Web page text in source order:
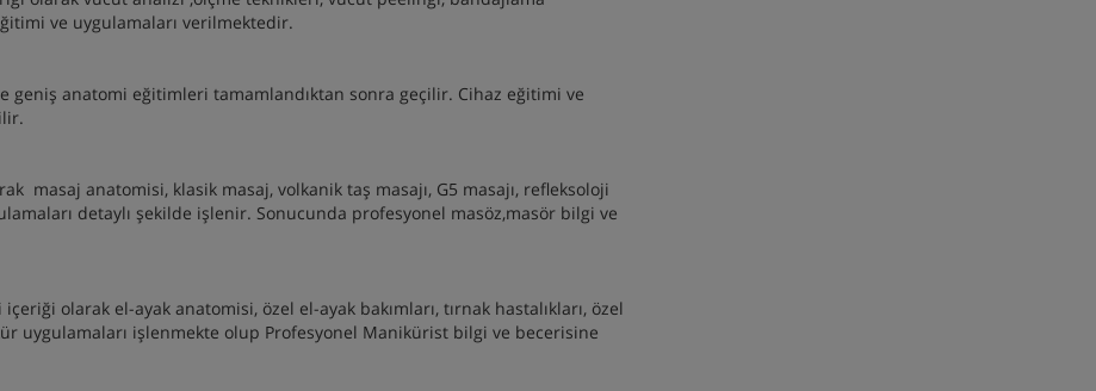
ve uygulamaları verilmektedir.
geniş anatomi eğitimleri tamamlandıktan sonra geçilir. Cihaz eğitimi ve
masaj anatomisi, klasik masaj, volkanik taş masajı, G5 masajı, refleksoloji
detaylı şekilde işlenir. Sonucunda profesyonel masöz,masör bilgi ve
olarak el-ayak anatomisi, özel el-ayak bakımları, tırnak hastalıkları, özel
uygulamaları işlenmekte olup Profesyonel Manikürist bilgi ve becerisine